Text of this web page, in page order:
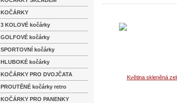
KOČÁRKY
3 KOLOVÉ kočárky
GOLFOVÉ kočárky
SPORTOVNÍ kočárky
HLUBOKÉ kočárky
KOČÁRKY PRO DVOJČATA
PROUTĚNÉ kočárky retro
KOČÁRKY PRO PANENKY